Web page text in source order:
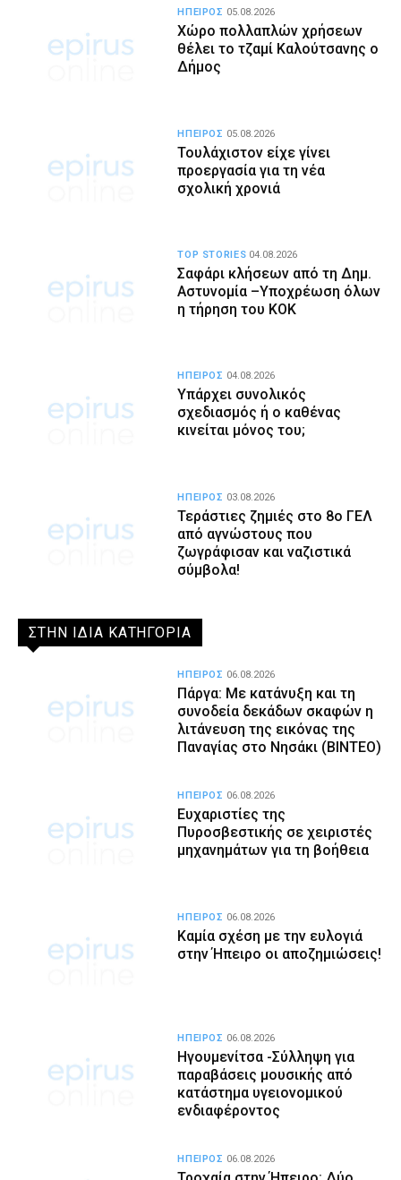
Χώρο πολλαπλών χρήσεων
θέλει το τζαμί Καλούτσανης ο
Δήμος
ΗΠΕΙΡΟΣ 05.08.2026
Τουλάχιστον είχε γίνει
προεργασία για τη νέα
σχολική χρονιά
ΗΠΕΙΡΟΣ 05.08.2026
Σαφάρι κλήσεων από τη Δημ.
Αστυνομία –Υποχρέωση όλων
η τήρηση του ΚΟΚ
TOP STORIES 04.08.2026
Υπάρχει συνολικός
σχεδιασμός ή ο καθένας
κινείται μόνος του;
ΗΠΕΙΡΟΣ 04.08.2026
Τεράστιες ζημιές στο 8ο ΓΕΛ
από αγνώστους που
ζωγράφισαν και ναζιστικά
σύμβολα!
ΗΠΕΙΡΟΣ 03.08.2026
ΣΤΗΝ ΙΔΙΑ ΚΑΤΗΓΟΡΙΑ
Πάργα: Με κατάνυξη και τη
συνοδεία δεκάδων σκαφών η
λιτάνευση της εικόνας της
Παναγίας στο Νησάκι (BINTEO)
ΗΠΕΙΡΟΣ 06.08.2026
Ευχαριστίες της
Πυροσβεστικής σε χειριστές
μηχανημάτων για τη βοήθεια
ΗΠΕΙΡΟΣ 06.08.2026
Καμία σχέση με την ευλογιά
στην Ήπειρο οι αποζημιώσεις!
ΗΠΕΙΡΟΣ 06.08.2026
Ηγουμενίτσα -Σύλληψη για
παραβάσεις μουσικής από
κατάστημα υγειονομικού
ενδιαφέροντος
ΗΠΕΙΡΟΣ 06.08.2026
ΗΠΕΙΡΟΣ 06.08.2026